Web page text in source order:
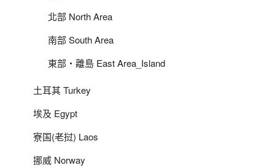
北部 North Area
南部 South Area
東部‧離島 East Area_Island
土耳其 Turkey
埃及 Egypt
寮国(老挝) Laos
挪威 Norway